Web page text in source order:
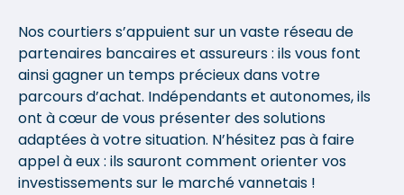
Nos courtiers s’appuient sur un vaste réseau de
partenaires bancaires et assureurs : ils vous font
ainsi gagner un temps précieux dans votre
parcours d’achat. Indépendants et autonomes, ils
ont à cœur de vous présenter des solutions
adaptées à votre situation. N’hésitez pas à faire
appel à eux : ils sauront comment orienter vos
investissements sur le marché vannetais !